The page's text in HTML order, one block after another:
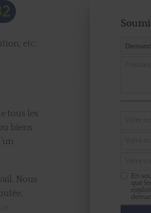
etc.
tous les
biens
Nous
En
que